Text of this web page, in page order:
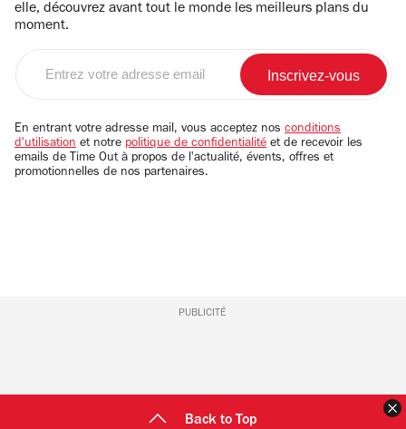
elle, découvrez avant tout le monde les meilleurs plans du
moment.
email
En entrant votre adresse mail, vous acceptez nos conditions
d'utilisation et notre politique de confidentialité et de recevoir les
emails de Time Out à propos de l'actualité, évents, offres et
promotionnelles de nos partenaires.
PUBLICITÉ
Back to Top